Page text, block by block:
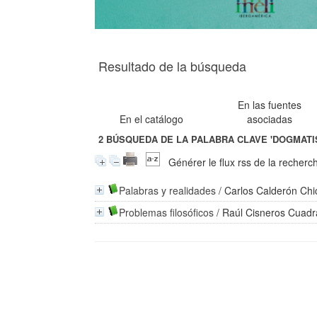
Resultado de la búsqueda
En el catálogo
En las fuentes
asociadas
2 BÚSQUEDA DE LA PALABRA CLAVE
Générer le flux rss de la
Palabras y realidades /Carlos Calderón
Problemas filosóficos / Raúl Cisneros